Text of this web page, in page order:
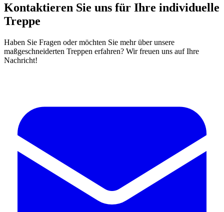
Kontaktieren Sie uns für Ihre individuelle
Treppe
Haben Sie Fragen oder möchten Sie mehr über unsere
maßgeschneiderten Treppen erfahren? Wir freuen uns auf Ihre
Nachricht!